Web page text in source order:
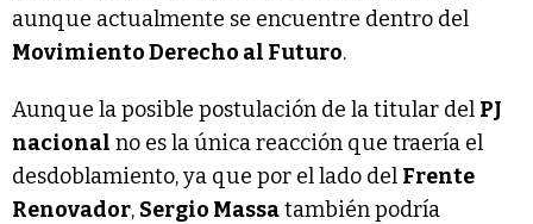
aunque actualmente se encuentre dentro del
Movimiento Derecho al Futuro.
Aunque la posible postulación de la titular del PJ
nacional no es la única reacción que traería el
desdoblamiento, ya que por el lado del Frente
Renovador, Sergio Massatambién podría